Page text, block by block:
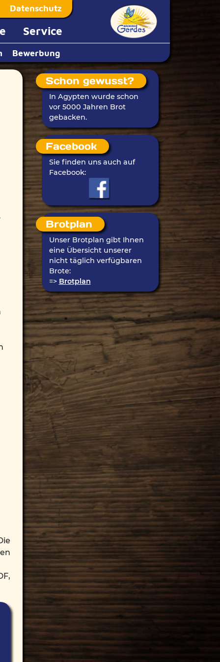
Datenschutz
Service
Bewerbung
Schon gewusst?
In Agypten wurde schon
vor 5000 Jahren Brot
gebacken.
Facebook
Sie finden uns auch auf
Facebook:
Brotplan
Unser Brotplan gibt Ihnen
eine Übersicht unserer
nicht täglich verfügbaren
Brote:
=> Brotplan